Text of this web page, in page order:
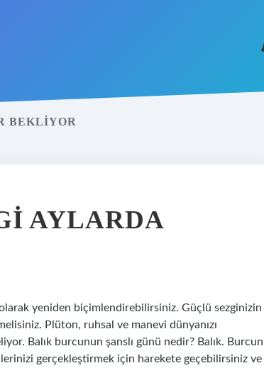
BEKLIYOR
AYLARDA
yeniden biçimlendirebilirsiniz. Güçlü sezginizin
Plüton, ruhsal ve manevi dünyanızı
Balık burcunun şanslı günü nedir? Balık.
gerçekleştirmek için harekete geçebilirsiniz ve